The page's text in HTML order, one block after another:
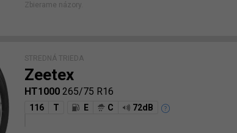
Zbierame názory.
STREDNÁ TRIEDA
Zeetex
HT1000 265/75 R16
116 T E C 72dB